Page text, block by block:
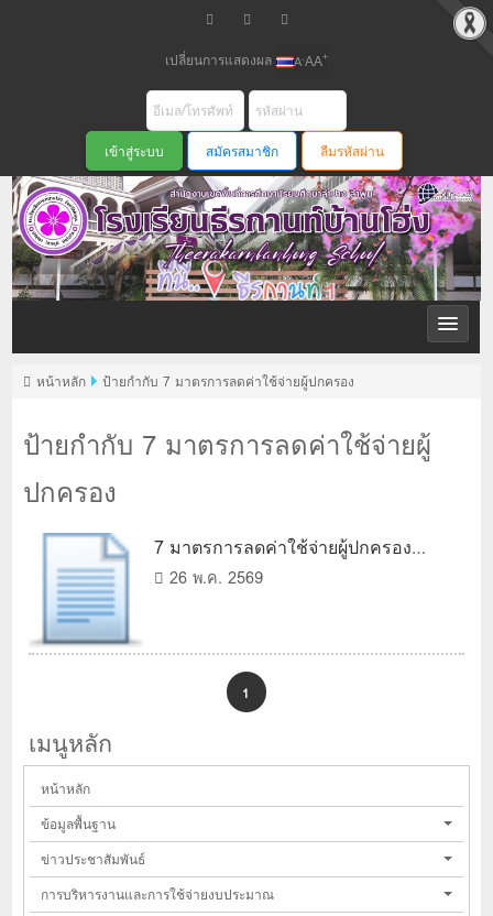
เปลี่ยนการแสดงผล A-AA+
สมัครสมาชิก ลืมรหัสผ่าน
ป้ายกำกับ 7 มาตรการลดค่าใช้จ่ายผู้
ปกครอง
หน้าหลัก ป้ายกำกับ 7 มาตรการลดค่าใช้จ่ายผู้ปกครอง
7 มาตรการลดค่าใช้จ่ายผู้ปกครอง
นักเรียนในสถานการณ์วิกฤตพลังงาน ปี
26 พ.ค. 2569
1
เมนูหลัก
หน้าหลัก
ข้อมูลพื้นฐาน
ข่าวประชาสัมพันธ์
การบริหารงานและการใช้จ่ายงบประมาณ